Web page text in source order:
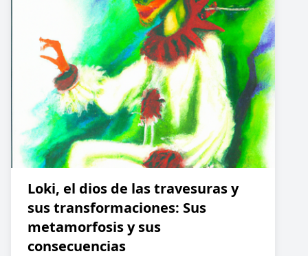
Loki, el dios de las travesuras y
sus transformaciones: Sus
metamorfosis y sus
consecuencias